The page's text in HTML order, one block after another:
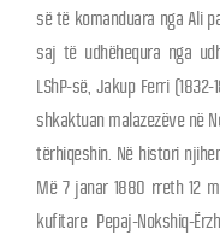
së të komanduara nga Ali
saj të udhëhequra nga
LShP-së, Jakup Ferri
shkaktuan malazezëve në
tërhiqeshin. Në histori
Më 7 janar 1880 rreth 12
kufitare Pepaj-Nokshiq-